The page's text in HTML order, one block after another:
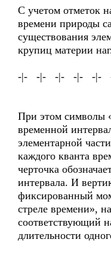
С учетом отметок
времени природы
существования
крупиц материи
-|- -|- -|- -|- -|-
При этом символы
временной
элементарной
каждого кванта
черточка
интервала. И
фиксированный
стреле времени»,
соответствующий
длительности